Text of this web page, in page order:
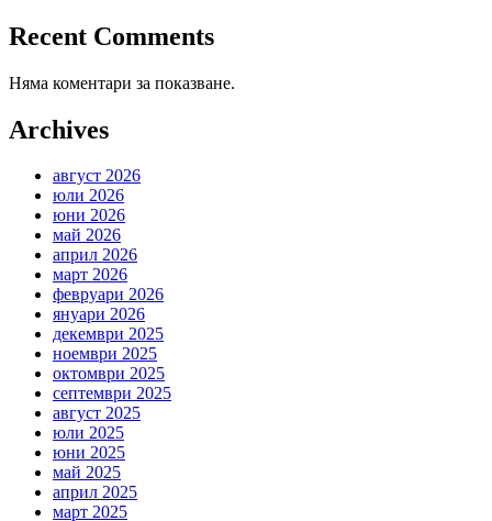
Recent Comments
Няма коментари за показване.
Archives
август 2026
юли 2026
юни 2026
май 2026
април 2026
март 2026
февруари 2026
януари 2026
декември 2025
ноември 2025
октомври 2025
септември 2025
август 2025
юли 2025
юни 2025
май 2025
април 2025
март 2025